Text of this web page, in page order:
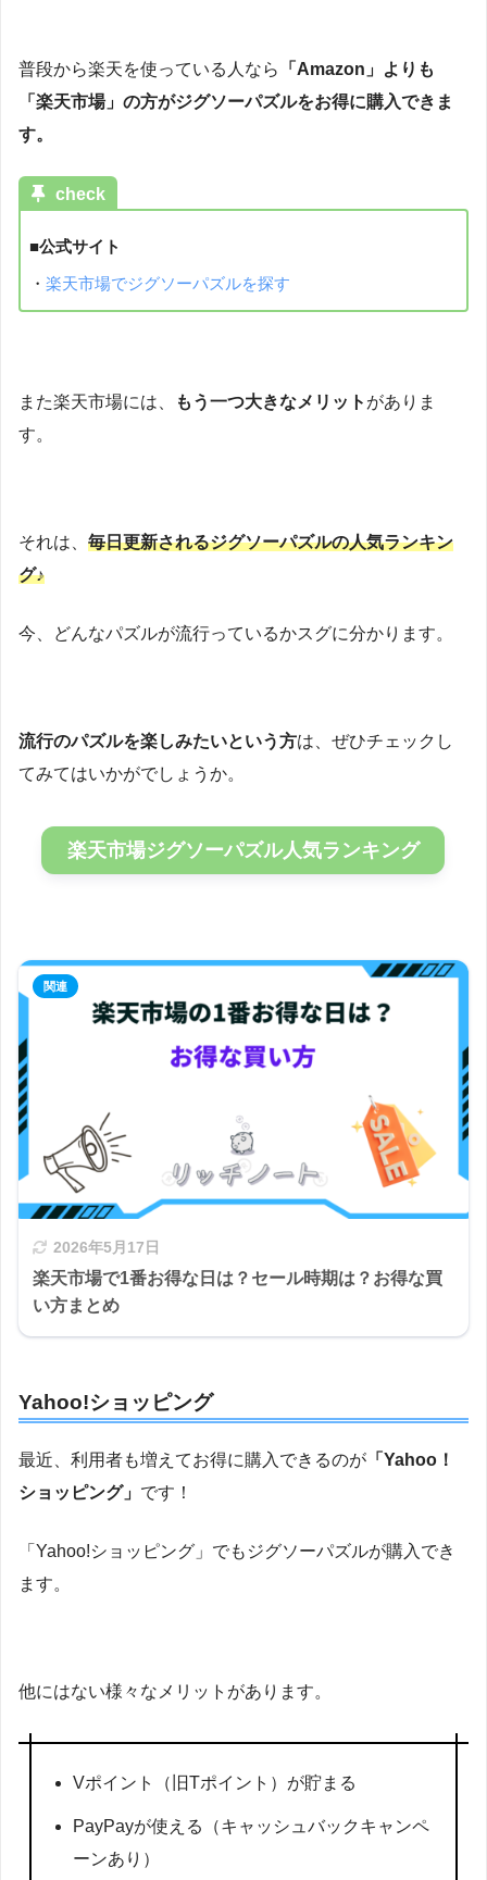
普段から楽天を使っている人なら
「Amazon」よりも
「楽天市場」の方がジグソーパズルをお得に購入できま
す。
check
■公式サイト
・ 楽天市場でジグソーパズルを探す
また楽天市場には、 もう一つ大きなメリット がありま
す。
それは、 毎日更新されるジグソーパズルの人気ランキン
グ♪
今、どんなパズルが流行っているかスグに分かります。
流行のパズルを楽しみたいという方は、ぜひチェックし
てみてはいかがでしょうか。
楽天市場ジグソーパズル人気ランキング
2026年5月17日
楽天市場で1番お得な日は？セール時期は？お得な買
い方まとめ
Yahoo!ショッピング
最近、利用者も増えてお得に購入できるのが 「Yahoo！
ショッピング」 です！
「Yahoo!ショッピング」でもジグソーパズルが購入でき
ます。
他にはない様々なメリットがあります。
Vポイント（旧Tポイント）が貯まる
PayPayが使える（キャッシュバックキャンペ
ーンあり）